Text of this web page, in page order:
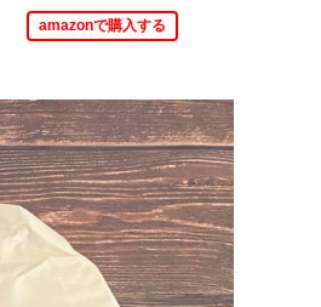
amazonで購入する